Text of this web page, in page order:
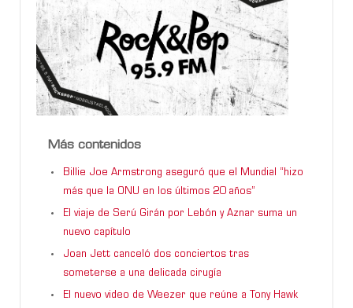
Más contenidos
Billie Joe Armstrong aseguró que el Mundial “hizo
más que la ONU en los últimos 20 años”
El viaje de Serú Girán por Lebón y Aznar suma un
nuevo capítulo
Joan Jett canceló dos conciertos tras
someterse a una delicada cirugía
El nuevo video de Weezer que reúne a Tony Hawk